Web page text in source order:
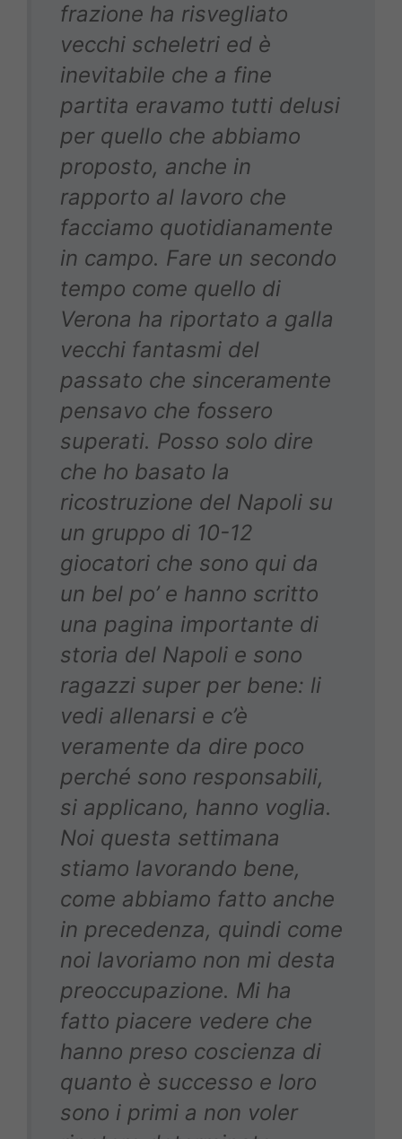
frazione ha risvegliato
vecchi scheletri ed è
inevitabile che a fine
partita eravamo tutti delusi
per quello che abbiamo
proposto, anche in
rapporto al lavoro che
facciamo quotidianamente
in campo. Fare un secondo
tempo come quello di
Verona ha riportato a galla
vecchi fantasmi del
passato che sinceramente
pensavo che fossero
superati. Posso solo dire
che ho basato la
ricostruzione del Napoli su
un gruppo di 10-12
giocatori che sono qui da
un bel po’ e hanno scritto
una pagina importante di
storia del Napoli e sono
ragazzi super per bene: li
vedi allenarsi e c’è
veramente da dire poco
perché sono responsabili,
si applicano, hanno voglia.
Noi questa settimana
stiamo lavorando bene,
come abbiamo fatto anche
in precedenza, quindi come
noi lavoriamo non mi desta
preoccupazione. Mi ha
fatto piacere vedere che
hanno preso coscienza di
quanto è successo e loro
sono i primi a non voler